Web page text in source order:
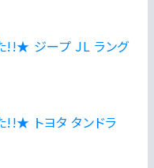
!!★ ジープ JL ラング
トヨタ タンドラ